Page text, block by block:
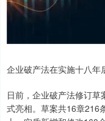
企业破产法在实施十八年
日前，企业破产法修订草
式亮相。草案共16章216